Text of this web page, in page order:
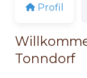
Profil
Tonndorf